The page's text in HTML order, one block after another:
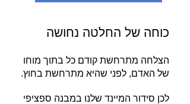
כוחה של החלטה נחושה
הצלחה מתרחשת קודם כל בתוך מוחו
של האדם, לפני שהיא מתרחשת בחוץ.
לכן סידור המיינד שלנו במבנה ספציפי